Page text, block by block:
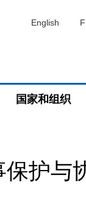
English
国家和组织
护与